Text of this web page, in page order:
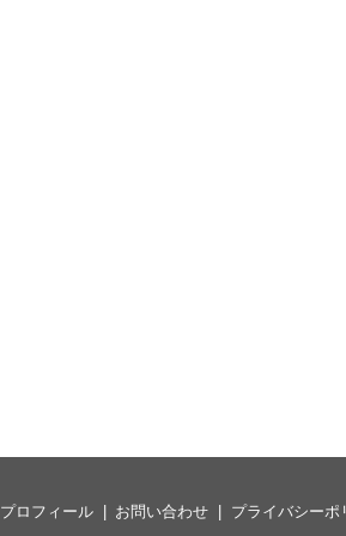
プロフィール お問い合わせ プライバシーポ